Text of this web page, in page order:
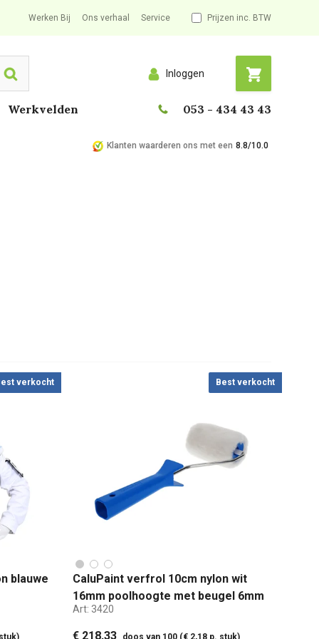
Werken Bij Ons verhaal Service Prijzen inc. BTW
Search Inloggen
Werkvelden 053 - 434 43 43
Klanten waarderen ons met een 8.8/10.0
verkocht
blauwe
Best verkocht
CaluPaint verfrol 10cm nylon wit
16mm poolhoogte met beugel 6mm
Art: 3420
€ 218,33 doos van 100 (€ 2,18 p. stuk)